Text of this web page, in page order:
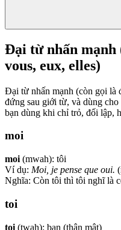
Đại từ nhấn mạnh
vous, eux, elles)
Đại từ nhấn mạnh (còn gọi là
đứng sau giới từ, và dùng
bạn dùng khi chỉ trỏ, đối lập,
moi
moi (mwah): tôi
Ví dụ: Moi, je pense que oui.
Nghĩa: Còn tôi thì tôi nghĩ là
toi
toi (twah): bạn (thân mật)